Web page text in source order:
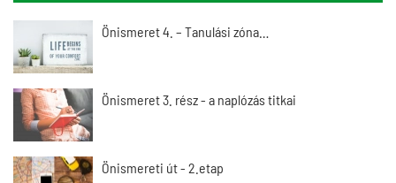
Önismeret 4. – Tanulási zóna…
Önismeret 3. rész - a naplózás titkai
Önismereti út - 2.etap